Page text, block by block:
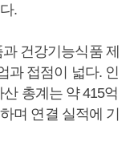
.
건강기능식품 제
과 접점이 넓다. 인
총계는 약 415억
며 연결 실적에 기